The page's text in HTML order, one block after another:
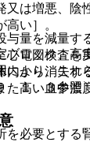
与量を減量す
心電図検査を
内から消失す
た高い血中濃
必要とする
又は増悪、陰
い］。
ロック、高
により、これ
．１．３参照